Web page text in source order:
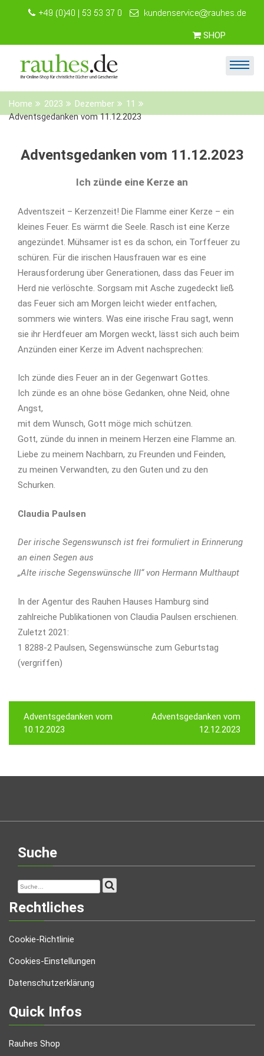
SHOP
Home 2023 Dezember
11
Adventsgedanken vom 11.12.2023
Adventsgedanken vom 11.12.2023
Ich zünde eine Kerze an
Adventszeit – Kerzenzeit! Die Flamme einer Kerze – ein
kleines Feuer. Es wärmt die Seele. Rasch ist eine Kerze
angezündet. Mühsamer ist es da schon, ein Torffeuer zu
schüren. Für die irischen Hausfrauen war es eine
Herausforderung über Generationen, dass das Feuer im
Herd nie verlöschte. Sorgsam mit Asche zugedeckt ließ
das Feuer sich am Morgen leicht wieder entfachen,
sommers wie winters. Was eine irische Frau sagt, wenn
sie ihr Herdfeuer am Morgen weckt, lässt sich auch beim
Anzünden einer Kerze im Advent nachsprechen:
Ich zünde dies Feuer an in der Gegenwart Gottes.
Ich zünde es an ohne böse Gedanken, ohne Neid, ohne
Angst,
mit dem Wunsch, Gott möge mich schützen.
Gott, zünde du innen in meinem Herzen eine Flamme an.
Liebe zu meinem Nachbarn, zu Freunden und Feinden,
zu meinen Verwandten, zu den Guten und zu den
Schurken.
Claudia Paulsen
Der irische Segenswunsch ist frei formuliert in Erinnerung
an einen Segen aus
„Alte irische Segenswünsche III“ von Hermann Multhaupt
In der Agentur des Rauhen Hauses Hamburg sind
zahlreiche Publikationen von Claudia Paulsen erschienen.
Zuletzt 2021:
1 8288-2 Paulsen, Segenswünsche zum Geburtstag
(vergriffen)
Beitragsnavigation
Adventsgedanken vom
10.12.2023
Adventsgedanken vom
12.12.2023
Suche
Rechtliches
Cookie-Richtlinie
Cookies-Einstellungen
Datenschutzerklärung
Quick Infos
Rauhes Shop